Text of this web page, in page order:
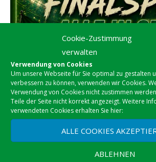
Cookie-Zustimmung
verwalten
Verwendung von Cookies
Um unsere Webseite für Sie optimal zu gestalten
verbessern zu können, verwenden wir Cookies.
Verwendung von Cookies nicht zustimmen
Teile der Seite nicht korrekt angezeigt. Weitere
verwendeten Cookies erhalten Sie hier:
ALLE COOKIES
ABLEHNEN